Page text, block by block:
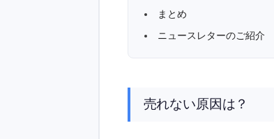
まとめ
ニュースレターのご紹介
売れない原因は？